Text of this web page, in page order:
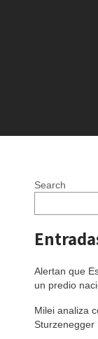
Search
Alertan que
un predio
Milei analiza